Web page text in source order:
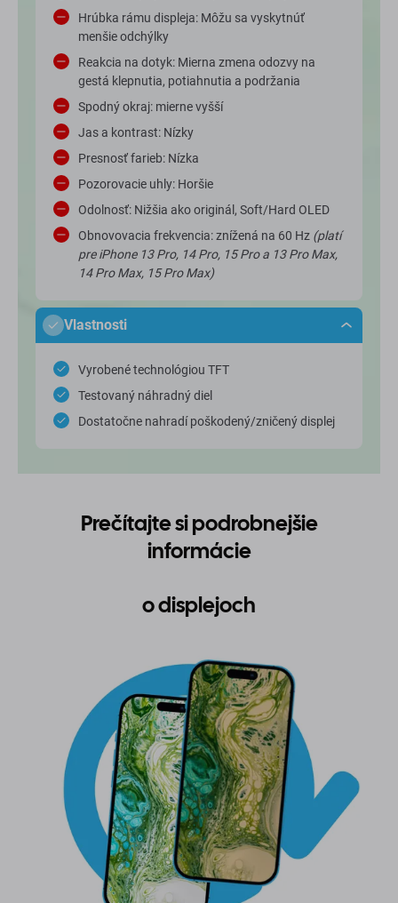
Hrúbka rámu displeja: Môžu sa vyskytnúť
menšie odchýlky
Reakcia na dotyk: Mierna zmena odozvy na
gestá klepnutia, potiahnutia a podržania
Spodný okraj: mierne vyšší
Jas a kontrast: Nízky
Presnosť farieb: Nízka
Pozorovacie uhly: Horšie
Odolnosť: Nižšia ako originál, Soft/Hard OLED
Obnovovacia frekvencia: znížená na 60 Hz (platí
pre iPhone 13 Pro, 14 Pro, 15 Pro a 13 Pro Max,
14 Pro Max, 15 Pro Max)
Vlastnosti
Vyrobené technológiou TFT
Testovaný náhradný diel
Dostatočne nahradí poškodený/zničený displej
Prečítajte si podrobnejšie
informácie
o displejoch